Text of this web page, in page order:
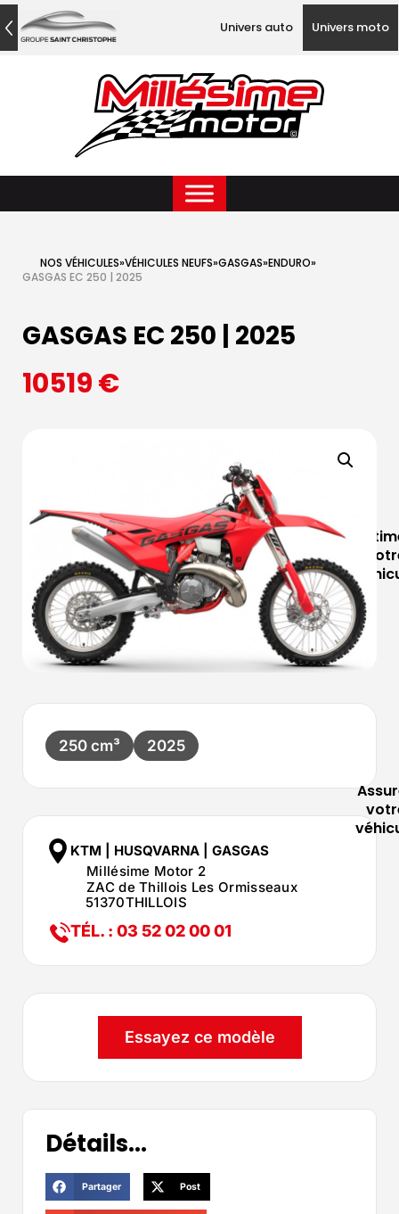
Univers auto Univers moto
NOS VÉHICULES»VÉHICULES NEUFS»GASGAS»ENDURO»
GASGAS EC 250 | 2025
GASGAS EC 250 | 2025
10519€
250 cm³ 2025
KTM | HUSQVARNA | GASGAS
Millésime Motor 2
ZAC de Thillois Les Ormisseaux
51370THILLOIS
TÉL. : 03 52 02 00 01
Essayez ce modèle
Détails...
Partager Post